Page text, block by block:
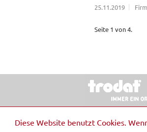
Diese Website benutzt Cookies.
25.11.2019
Seite 1 von 4.
© 2026 Stempel